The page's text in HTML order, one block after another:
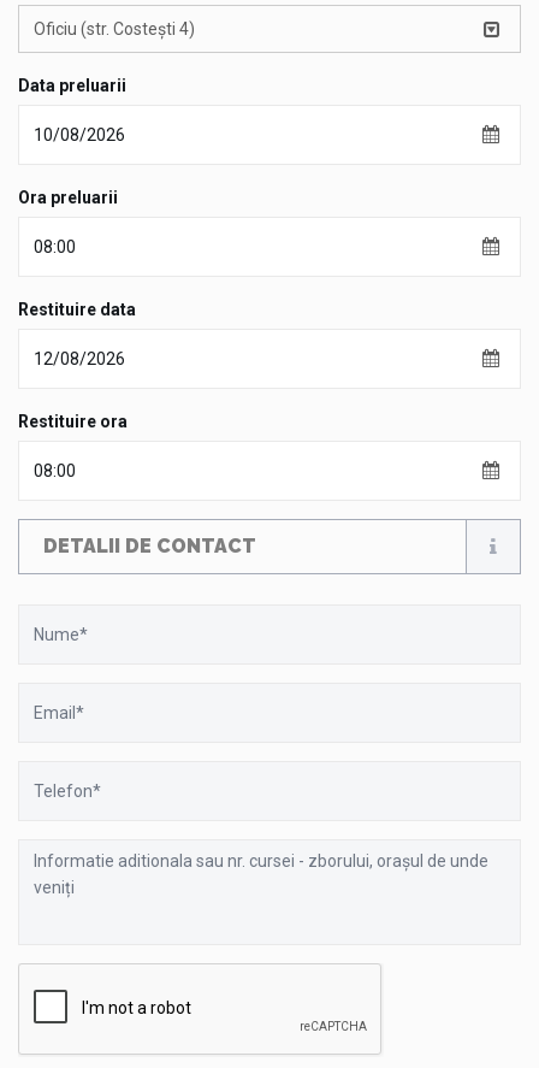
Oficiu (str. Costești 4)
Data preluarii
Ora preluarii
Restituire data
Restituire ora
DETALII DE CONTACT
Informatie
aditionala
zborului,